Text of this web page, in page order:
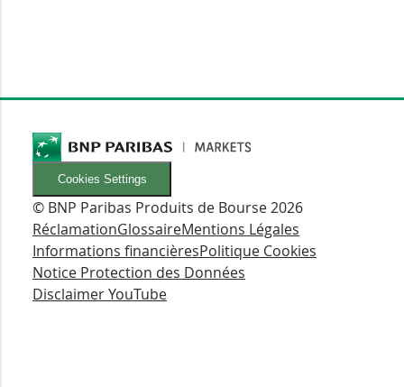
Cookies Settings
© BNP Paribas Produits de Bourse 2026
RéclamationGlossaireMentions Légales
Informations financièresPolitique Cookies
Notice Protection des Données
Disclaimer YouTube